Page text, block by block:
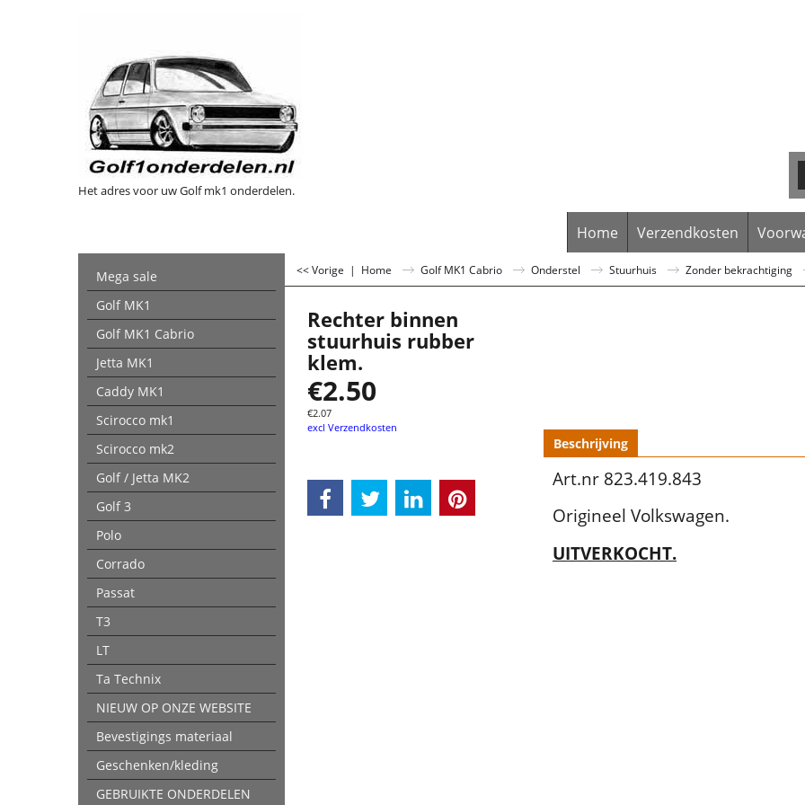
Het adres voor uw Golf mk1 onderdelen.
Home Verzendkosten
Mega sale
Golf MK1
Golf MK1 Cabrio
Jetta MK1
Caddy MK1
Scirocco mk1
Scirocco mk2
Golf / Jetta MK2
Golf 3
Polo
Corrado
Passat
T3
LT
Ta Technix
NIEUW OP ONZE WEBSITE
Bevestigings materiaal
Geschenken/kleding
GEBRUIKTE ONDERDELEN
<< Vorige | Home Golf MK1 Cabrio Onderstel Stuurhuis Zonder bekrachtiging
Rechter binnen
stuurhuis rubber
klem.
€2.50
€2.07
excl Verzendkosten
Beschrijving
Art.nr 823.419.843
Origineel Volkswagen.
UITVERKOCHT.